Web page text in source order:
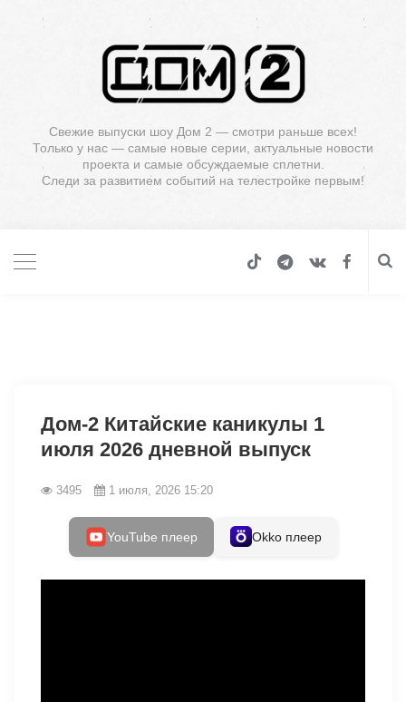
Свежие выпуски шоу Дом 2 — смотри раньше всех!
Только у нас — самые новые серии, актуальные новости
проекта и самые обсуждаемые сплетни.
Следи за развитием событий на телестройке первым!
Дом-2 Китайские каникулы 1
июля 2026 дневной выпуск
3495 1 июля, 2026 15:20
YouTube плеер Okko плеер